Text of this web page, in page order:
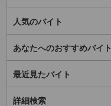
人気のバイト
あなたへのおすすめバイト
最近見たバイト
詳細検索